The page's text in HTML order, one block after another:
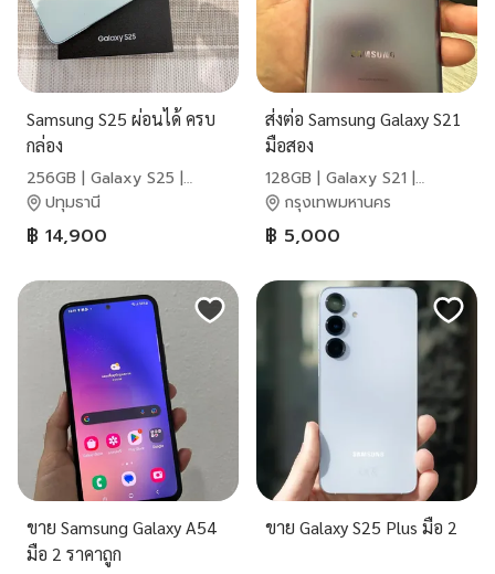
Samsung S25 ผ่อนได้ ครบ
กล่อง
256GB | Galaxy S25 |
Samsung
ปทุมธานี
฿ 14,900
ส่งต่อ Samsung Galaxy S21
มือสอง
128GB | Galaxy S21 |
Samsung
กรุงเทพมหานคร
฿ 5,000
ขาย Samsung Galaxy A54
มือ 2 ราคาถูก
ขาย Galaxy S25 Plus มือ 2